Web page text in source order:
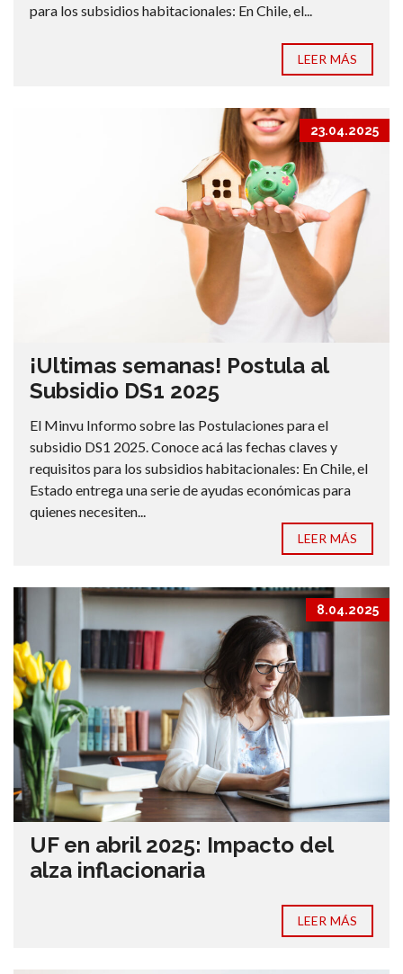
para los subsidios habitacionales: En Chile, el...
LEER MÁS
23.04.2025
¡Ultimas semanas! Postula al
Subsidio DS1 2025
El Minvu Informo sobre las Postulaciones para el
subsidio DS1 2025. Conoce acá las fechas claves y
requisitos para los subsidios habitacionales: En Chile, el
Estado entrega una serie de ayudas económicas para
quienes necesiten...
LEER MÁS
8.04.2025
UF en abril 2025: Impacto del
alza inflacionaria
LEER MÁS